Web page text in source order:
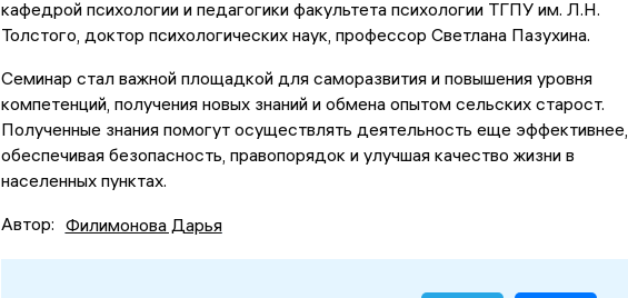
кафедрой психологии и педагогики факультета психологии ТГПУ им. Л.Н.
Толстого, доктор психологических наук, профессор Светлана Пазухина.
Семинар стал важной площадкой для саморазвития и повышения уровня
компетенций, получения новых знаний и обмена опытом сельских старост.
Полученные знания помогут осуществлять деятельность еще эффективнее,
обеспечивая безопасность, правопорядок и улучшая качество жизни в
населенных пунктах.
Автор: Филимонова Дарья